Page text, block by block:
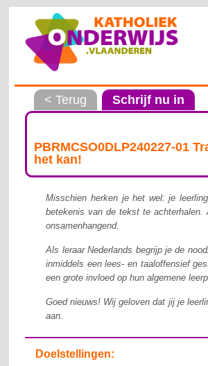
< Terug Schrijf nu in
PBRMCSO0DLP240227-01
het kan!
Misschien herken je het wel: je
betekenis van de tekst te achterhalen.
onsamenhangend.
Als leraar Nederlands begrijp je de
inmiddels een lees- en taaloffensief
een grote invloed op hun algemene
Goed nieuws! Wij geloven dat jij je
aan.
Doelstellingen: